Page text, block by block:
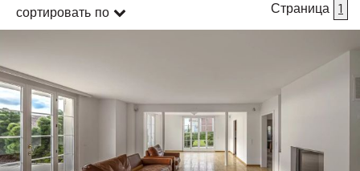
сортировать по Страница 1